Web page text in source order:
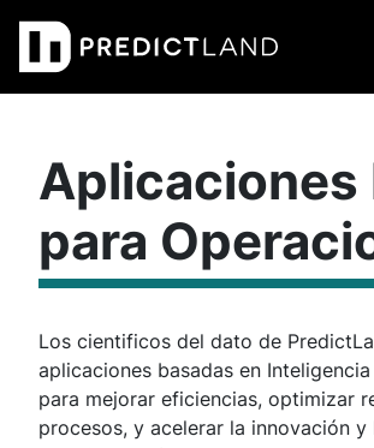
Navegación
Aplicaciones
para
Los cientificos del dato de
aplicaciones basadas en
para mejorar eficiencias, optimizar
procesos, y acelerar la innovación y